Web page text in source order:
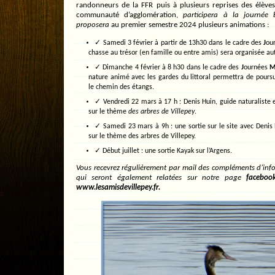
randonneurs de la FFR puis à plusieurs reprises des
communauté d’agglomération,participera à la journée
proposera au premier semestre 2024 plusieurs animations :
✓ Samedi 3 février à partir de 13h30 dans le cadre desJ
chasse au trésor (en famille ou entre amis) sera organisée
✓ Dimanche 4 février à 8 h30 dans le cadre des Journées M
nature animé avec les gardes du littoral permettra de
le chemin des étangs.
✓ Vendredi 22 mars à 17 h : Denis Huin, guide naturaliste
sur le thème des arbres de Villepey.
✓ Samedi 23 mars à 9h : une sortie sur le site avec
sur le thème des arbres de Villepey.
✓ Début juillet : une sortie Kayak sur l’Argens.
Vous recevrez régulièrement par mail des compléments
qui seront également relatées sur notre page
www.lesamisdevillepey.fr.